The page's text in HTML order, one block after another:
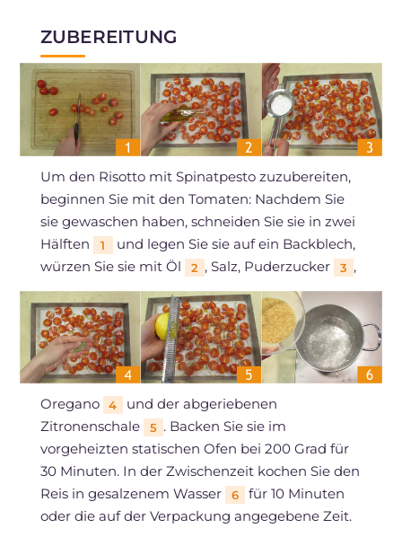
ZUBEREITUNG
Um den Risotto mit Spinatpesto zuzubereiten,
beginnen Sie mit den Tomaten: Nachdem Sie
sie gewaschen haben, schneiden Sie sie in zwei
Hälften
1
und legen Sie sie auf ein Backblech,
würzen Sie sie mit Öl
2 , Salz, Puderzucker 3 ,
Oregano 4
und der abgeriebenen
Zitronenschale
5 . Backen Sie sie im
vorgeheizten statischen Ofen bei 200 Grad für
30 Minuten. In der Zwischenzeit kochen Sie den
Reis in gesalzenem Wasser
6
für 10 Minuten
oder die auf der Verpackung angegebene Zeit.